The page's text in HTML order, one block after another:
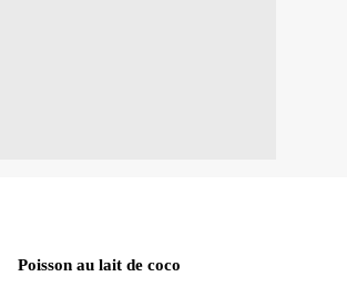
Poisson au lait de coco